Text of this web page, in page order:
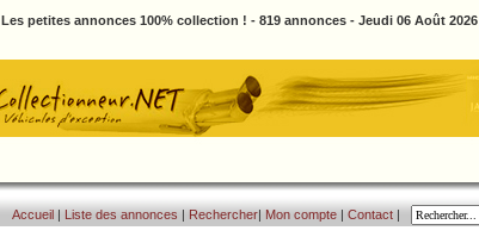
Les petites annonces 100% collection ! - 819 annonces - Jeudi 06 Août 2026
Accueil | Liste des annonces | Rechercher| Mon compte | Contact |